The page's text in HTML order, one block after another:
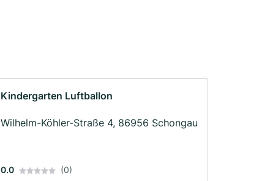
Kindergarten Luftballon
Wilhelm-Köhler-Straße 4, 86956 Schongau
0.0 (0)